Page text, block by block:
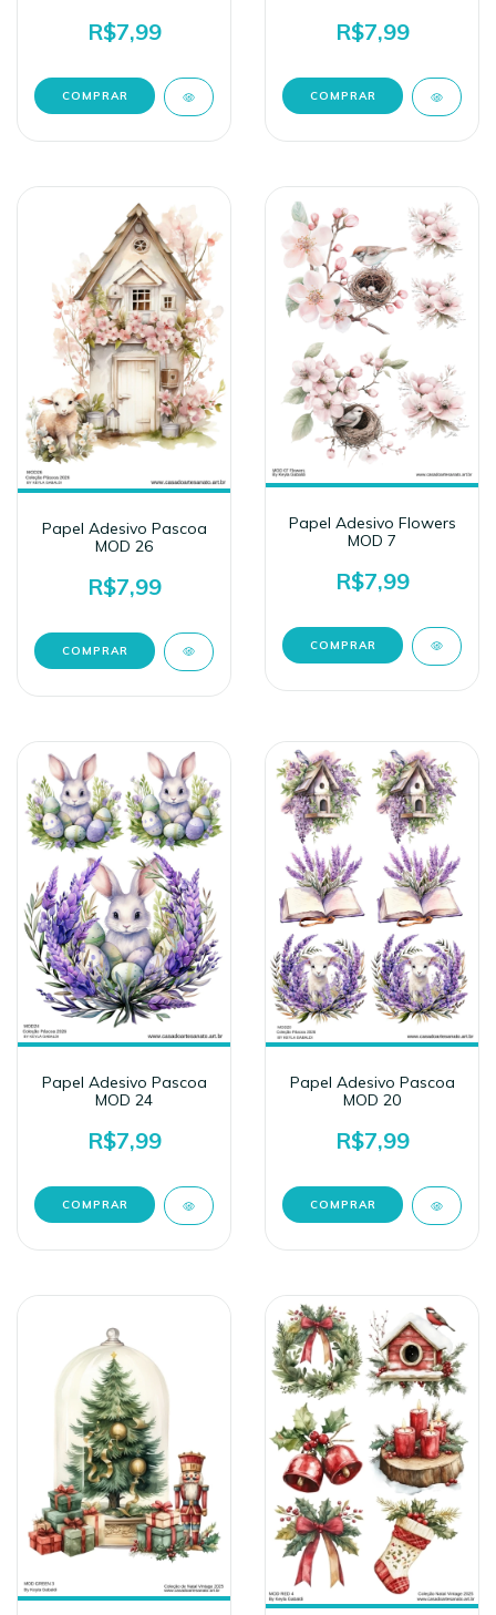
R$7,99 R$7,99
Papel Adesivo Pascoa
MOD 26
R$7,99
Papel Adesivo Flowers
MOD 7
R$7,99
Papel Adesivo Pascoa
MOD 24
R$7,99
Papel Adesivo Pascoa
MOD 20
R$7,99